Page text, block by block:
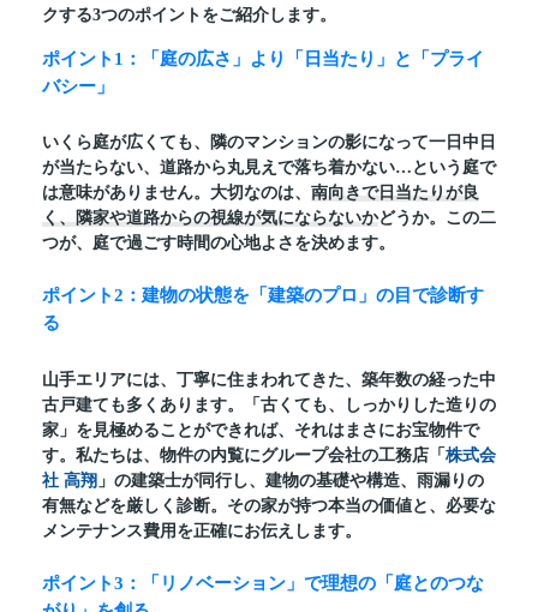
クする3つのポイントをご紹介します。
ポイント1：「庭の広さ」より「日当たり」と「プライ
バシー」
いくら庭が広くても、隣のマンションの影になって一日中日
が当たらない、道路から丸見えで落ち着かない…という庭で
は意味がありません。大切なのは、 南向きで日当たりが良
く、隣家や道路からの視線が気にならないかどうか。この二
つが、庭で過ごす時間の心地よさを決めます。
ポイント2：建物の状態を「建築のプロ」の目で診断す
る
山手エリアには、丁寧に住まわれてきた、築年数の経った中
古戸建ても多くあります。「古くても、しっかりした造りの
家」を見極めることができれば、それはまさにお宝物件で
す。私たちは、物件の内覧にグループ会社の工務店「 株式会
社 高翔 」の建築士が同行し、建物の基礎や構造、雨漏りの
有無などを厳しく診断。その家が持つ本当の価値と、必要な
メンテナンス費用を正確にお伝えします。
ポイント3：「リノベーション」で理想の「庭とのつな